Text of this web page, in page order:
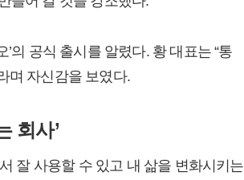
의 공식 출시를 알렸다. 황 대표는 “통
며 자신감을 보였다.
회사’
잘 사용할 수 있고 내 삶을 변화시키는